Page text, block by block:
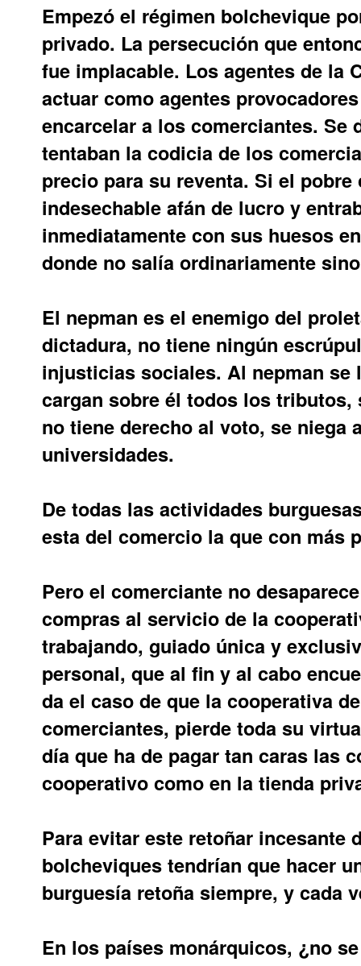
Empezó el régimen bolchevique
privado. La persecución que
fue implacable. Los agentes de la
actuar como agentes
encarcelar a los comerciantes. Se
tentaban la codicia de los
precio para su reventa. Si el
indesechable afán de lucro y
inmediatamente con sus huesos
donde no salía ordinariamente
El nepman es el enemigo del
dictadura, no tiene ningún
injusticias sociales. Al nepman
cargan sobre él todos los
no tiene derecho al voto, se niega
universidades.
De todas las actividades
esta del comercio la que con más
Pero el comerciante no
compras al servicio de la
trabajando, guiado única y
personal, que al fin y al cabo
da el caso de que la cooperativa
comerciantes, pierde toda su
día que ha de pagar tan caras las
cooperativo como en la tienda
Para evitar este retoñar incesante
bolcheviques tendrían que hacer
burguesía retoña siempre, y cada
En los países monárquicos, ¿no